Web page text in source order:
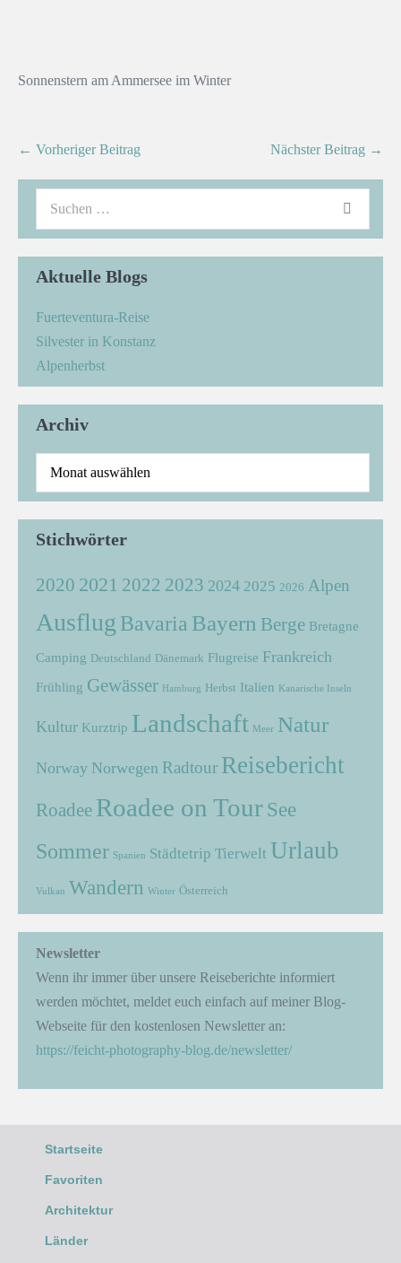
Sonnenstern am Ammersee im Winter
← Vorheriger Beitrag Nächster Beitrag →
Aktuelle Blogs
Fuerteventura-Reise
Silvester in Konstanz
Alpenherbst
Archiv
Stichwörter
2020 2021 2022 2023 2024 2025 2026 Alpen
Ausflug Bavaria Bayern Berge Bretagne
Camping Deutschland Dänemark Flugreise Frankreich
Frühling Gewässer Hamburg Herbst Italien Kanarische Inseln
Kultur Kurztrip Landschaft Meer Natur
Norway Norwegen Radtour Reisebericht
Roadee Roadee on Tour See
Sommer Spanien Städtetrip Tierwelt Urlaub
Vulkan Wandern Winter Österreich
Newsletter
Wenn ihr immer über unsere Reiseberichte informiert
werden möchtet, meldet euch einfach auf meiner Blog-
Webseite für den kostenlosen Newsletter an:
https://feicht-photography-blog.de/newsletter/
Startseite
Favoriten
Architektur
Länder